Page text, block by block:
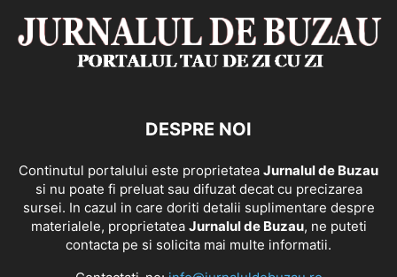
DESPRE NOI
Continutul portalului este proprietatea Jurnalul de Buzau
si nu poate fi preluat sau difuzat decat cu precizarea
sursei. In cazul in care doriti detalii suplimentare despre
materialele, proprietatea Jurnalul de Buzau, ne puteti
contacta pe si solicita mai multe informatii.